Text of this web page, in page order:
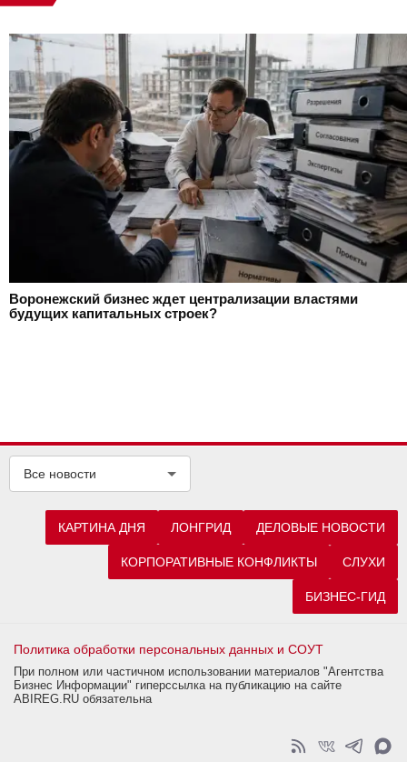
Воронежский бизнес ждет централизации властями
будущих капитальных строек?
Все новости
КАРТИНА ДНЯ ЛОНГРИД ДЕЛОВЫЕ НОВОСТИ
КОРПОРАТИВНЫЕ КОНФЛИКТЫ СЛУХИ
БИЗНЕС-ГИД
Политика обработки персональных данных и СОУТ
При полном или частичном использовании материалов "Агентства
Бизнес Информации" гиперссылка на публикацию на сайте
ABIREG.RU обязательна